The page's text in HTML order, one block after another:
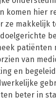
komen hier
ze makkelijk
patiënten
van
en
beter in